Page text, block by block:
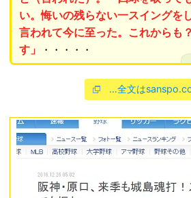
い。悔いの残らない一スイングを
言われて今に至った。これから
す」
・・・・・
…全文は